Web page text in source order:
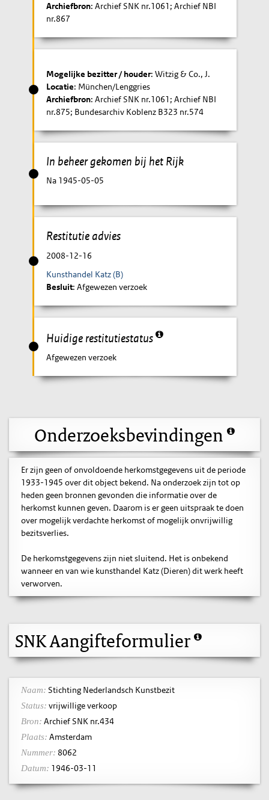
Archiefbron: Archief SNK nr.1061; Archief NBI
nr.867
Mogelijke bezitter / houder: Witzig & Co., J.
Locatie: München/Lenggries
Archiefbron: Archief SNK nr.1061; Archief NBI
nr.875; Bundesarchiv Koblenz B323 nr.574
In beheer gekomen bij het Rijk
Na 1945-05-05
Restitutie advies
2008-12-16
Kunsthandel Katz (B)
Besluit: Afgewezen verzoek
Huidige restitutiestatus
Afgewezen verzoek
Onderzoeksbevindingen
Er zijn geen of onvoldoende herkomstgegevens uit de periode
1933-1945 over dit object bekend. Na onderzoek zijn tot op
heden geen bronnen gevonden die informatie over de
herkomst kunnen geven. Daarom is er geen uitspraak te doen
over mogelijk verdachte herkomst of mogelijk onvrijwillig
bezitsverlies.
De herkomstgegevens zijn niet sluitend. Het is onbekend
wanneer en van wie kunsthandel Katz (Dieren) dit werk heeft
verworven.
SNK Aangifteformulier
Naam: Stichting Nederlandsch Kunstbezit
Status: vrijwillige verkoop
Bron: Archief SNK nr.434
Plaats: Amsterdam
Nummer: 8062
Datum: 1946-03-11